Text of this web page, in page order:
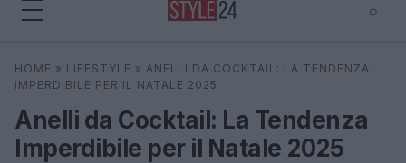
⌕
Cerca ⌕
HOME » LIFESTYLE » ANELLI DA COCKTAIL: LA TENDENZA
IMPERDIBILE PER IL NATALE 2025
Anelli da Cocktail: La Tendenza
Imperdibile per il Natale 2025